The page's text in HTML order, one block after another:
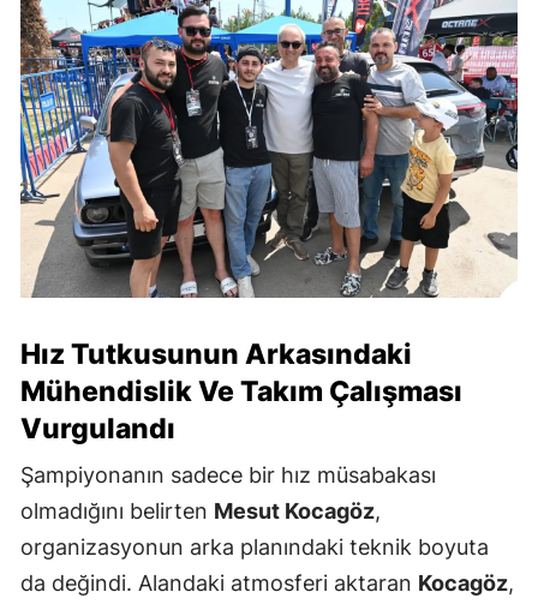
Hız Tutkusunun Arkasındaki
Mühendislik Ve Takım Çalışması
Vurgulandı
Şampiyonanın sadece bir hız müsabakası
olmadığını belirten Mesut Kocagöz,
organizasyonun arka planındaki teknik boyuta
da değindi. Alandaki atmosferi aktaran Kocagöz,